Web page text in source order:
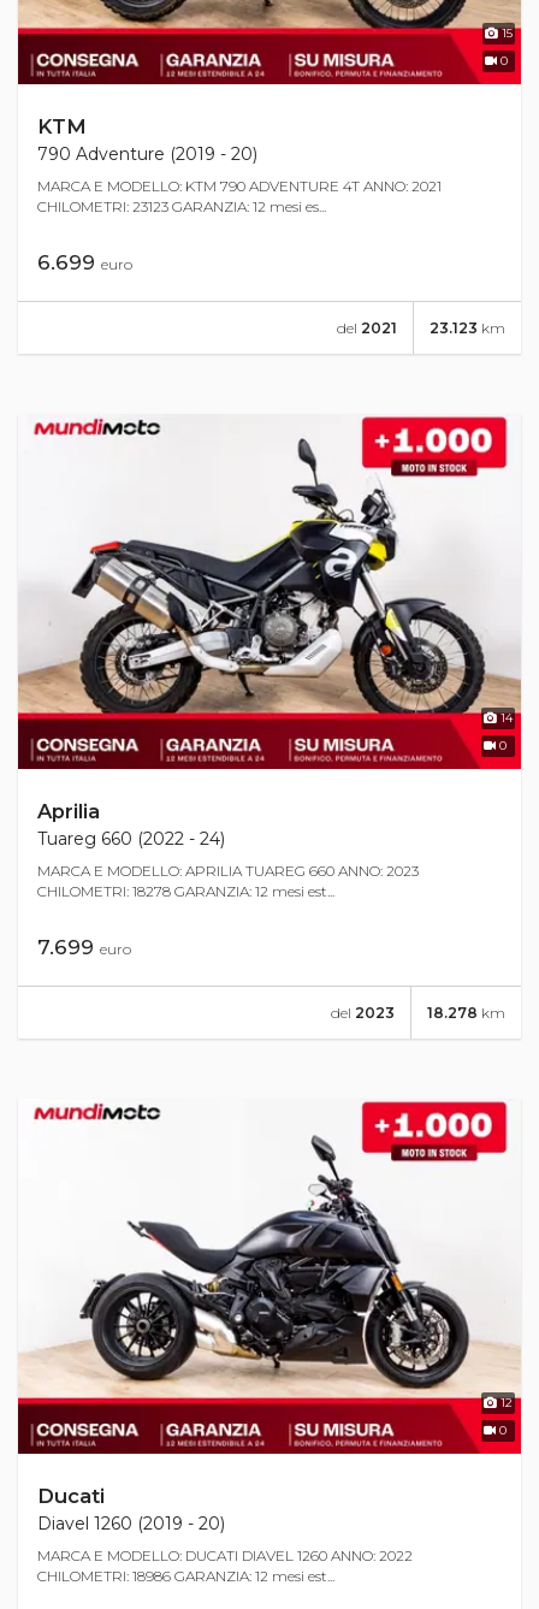
15
0
KTM
790 Adventure (2019 - 20)
MARCA E MODELLO: KTM 790 ADVENTURE 4T ANNO: 2021
CHILOMETRI: 23123 GARANZIA: 12 mesi es...
6.699 euro
23.123 km
del 2021
14
0
Aprilia
Tuareg 660 (2022 - 24)
MARCA E MODELLO: APRILIA TUAREG 660 ANNO: 2023
CHILOMETRI: 18278 GARANZIA: 12 mesi est...
7.699 euro
18.278 km
del 2023
12
0
Ducati
Diavel 1260 (2019 - 20)
MARCA E MODELLO: DUCATI DIAVEL 1260 ANNO: 2022
CHILOMETRI: 18986 GARANZIA: 12 mesi est...